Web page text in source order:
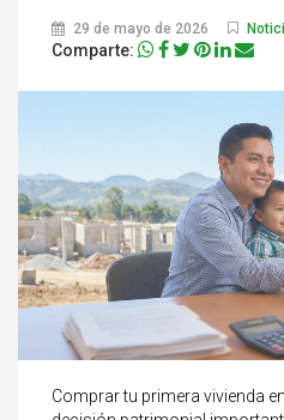
29 de mayo de 2026
Comparte:
Comprar tu primera vivienda